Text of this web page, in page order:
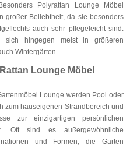
Polyrattan Lounge Möbel
großer Beliebtheit, da sie besonders
auch sehr pflegeleicht sind.
sich hingegen meist in größeren
Wintergärten.
Lounge Möbel
Lounge werden Pool oder
zum hauseigenen Strandbereich und
zur einzigartigen persönlichen
Oft sind es außergewöhnliche
und Formen, die Garten